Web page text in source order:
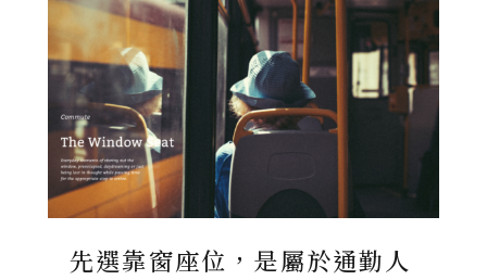
先選靠窗座位，是屬於通勤人